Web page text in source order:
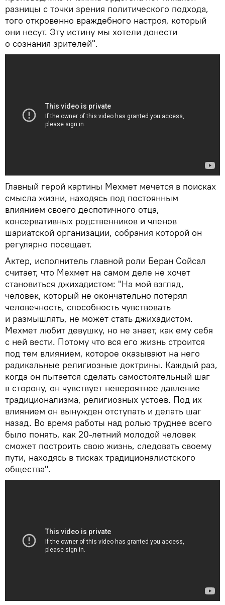
разницы с точки зрения политического подхода,
того откровенно враждебного настроя, который
они несут. Эту истину мы хотели донести
о сознания зрителей".
Главный герой картины Мехмет мечется в поисках
смысла жизни, находясь под постоянным
влиянием своего деспотичного отца,
консервативных родственников и членов
шариатской организации, собрания которой он
регулярно посещает.
Актер, исполнитель главной роли Беран Сойсал
считает, что Мехмет на самом деле не хочет
становиться джихадистом: "На мой взгляд,
человек, который не окончательно потерял
человечность, способность чувствовать
и размышлять, не может стать джихадистом.
Мехмет любит девушку, но не знает, как ему себя
с ней вести. Потому что вся его жизнь строится
под тем влиянием, которое оказывают на него
радикальные религиозные доктрины. Каждый раз,
когда он пытается сделать самостоятельный шаг
в сторону, он чувствует невероятное давление
традиционализма, религиозных устоев. Под их
влиянием он вынужден отступать и делать шаг
назад. Во время работы над ролью труднее всего
было понять, как 20-летний молодой человек
сможет построить свою жизнь, следовать своему
пути, находясь в тисках традиционалистского
общества".